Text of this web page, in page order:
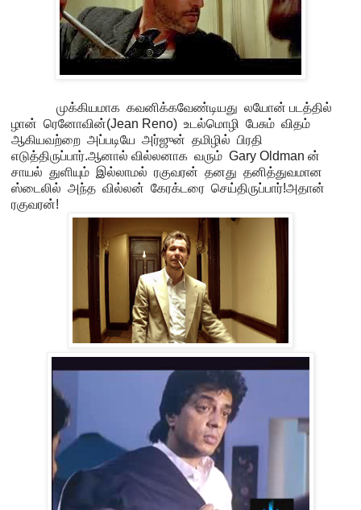
முக்கியமாக கவனிக்கவேண்டியது லயோன் படத்தில்
ழான் ரெனோவின்(Jean Reno) உடல்மொழி பேசும் விதம்
ஆகியவற்றை அப்படியே அர்ஜுன் தமிழில் பிரதி
எடுத்திருப்பார்.ஆனால் வில்லனாக வரும் Gary Oldman ன்
சாயல் துளியும் இல்லாமல் ரகுவரன் தனது தனித்துவமான
ஸ்டைலில் அந்த வில்லன் கேரக்டரை செய்திருப்பார்!அதான்
ரகுவரன்!